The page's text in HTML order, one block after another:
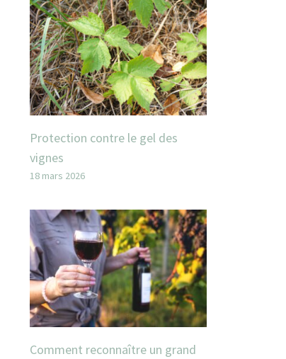
Protection contre le gel des
vignes
18 mars 2026
Comment reconnaître un grand